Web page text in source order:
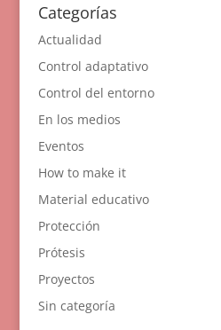
Categorías
Actualidad
Control adaptativo
Control del entorno
En los medios
Eventos
How to make it
Material educativo
Protección
Prótesis
Proyectos
Sin categoría